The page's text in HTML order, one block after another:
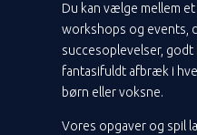
Du kan vælge mellem
workshops og events,
succesoplevelser, godt
fantasifuldt afbræk i
børn eller voksne.
Vores opgaver og spil